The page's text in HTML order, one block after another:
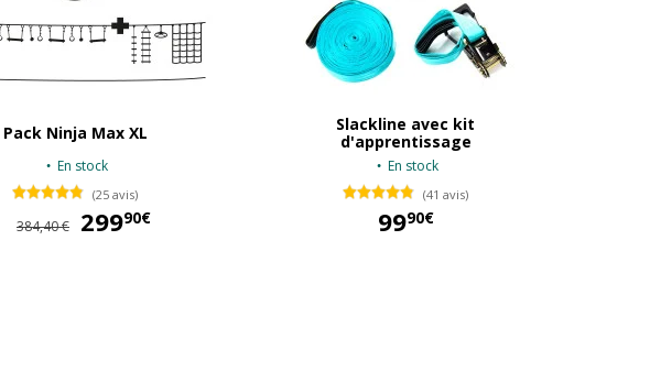
Pack Ninja Max XL
En stock
(25 avis)
384,40 € 29990€
Slackline avec kit
d'apprentissage
En stock
(41 avis)
9990€